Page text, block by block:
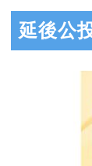
延後公